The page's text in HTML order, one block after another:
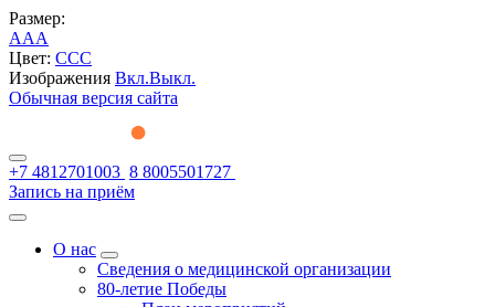
Размер:
AAA
Цвет: CCC
Изображения Вкл.Выкл.
Обычная версия сайта
+7 4812701003 8 8005501727
Запись на приём
О нас
Сведения о медицинской организации
80-летие Победы